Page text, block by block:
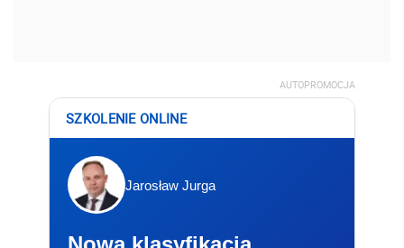
AUTOPROMOCJA
SZKOLENIE ONLINE
Jarosław Jurga